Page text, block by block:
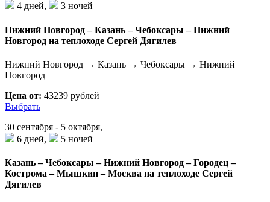
4 дней,
3 ночей
Нижний Новгород – Казань – Чебоксары – Нижний
Новгород на теплоходе Сергей Дягилев
Нижний Новгород → Казань → Чебоксары → Нижний
Новгород
Цена от: 43239 рублей
Выбрать
30 сентября - 5 октября,
6 дней,
5 ночей
Казань – Чебоксары – Нижний Новгород – Городец –
Кострома – Мышкин – Москва на теплоходе Сергей
Дягилев